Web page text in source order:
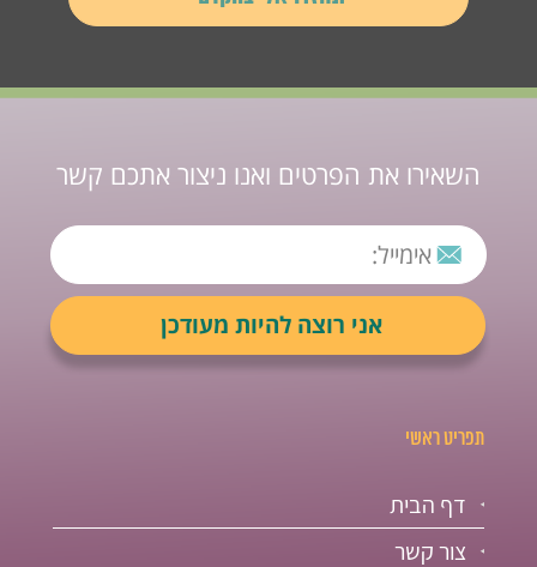
השאירו את הפרטים ואנו ניצור אתכם קשר
תפריט ראשי
דף הבית
צור קשר